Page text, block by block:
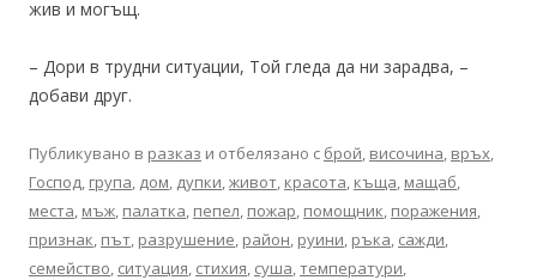
жив и могъщ.
– Дори в трудни ситуации, Той гледа да ни зарадва, –
добави друг.
Публикувано в разказ и отбелязано с брой, височина, връх,
Господ, група, дом, дупки,живот, красота, къща, мащаб,
места, мъж, палатка, пепел, пожар, помощник, поражения,
признак, път, разрушение, район, руини, ръка, сажди,
семейство, ситуация, стихия, суша,температури,